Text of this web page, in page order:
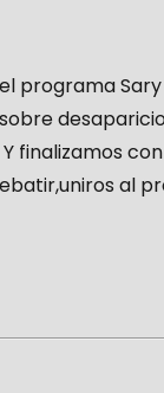
programa
finalizamos
al